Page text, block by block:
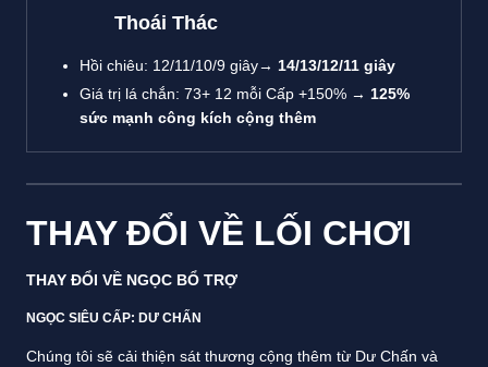
Thoái Thác
Hồi chiêu: 12/11/10/9 giây→ 14/13/12/11 giây
Giá trị lá chắn: 73+ 12 mỗi Cấp +150% → 125%
sức mạnh công kích cộng thêm
THAY ĐỔI VỀ LỐI CHƠI
THAY ĐỔI VỀ NGỌC BỔ TRỢ
NGỌC SIÊU CẤP: DƯ CHẤN
Chúng tôi sẽ cải thiện sát thương cộng thêm từ Dư Chấn và